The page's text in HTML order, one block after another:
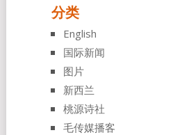
分类
English
国际新闻
图片
新西兰
桃源诗社
毛传媒播客